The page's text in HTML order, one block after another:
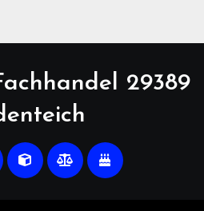
29389